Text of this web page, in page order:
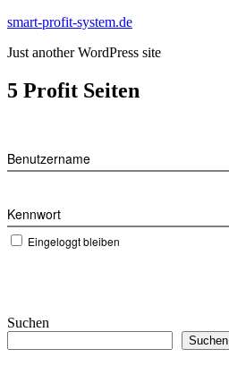
Zum
springen
smart-profit-system.de
Just another WordPress site
5 Profit Seiten
Benutzername
Kennwort
Eingeloggt bleiben
Suchen
Suchen